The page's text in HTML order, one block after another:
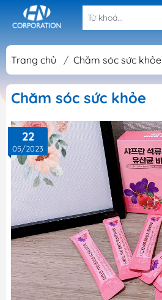
Trang chủ / Chăm sóc sức khỏe
Chăm sóc sức khỏe
22
05/2023